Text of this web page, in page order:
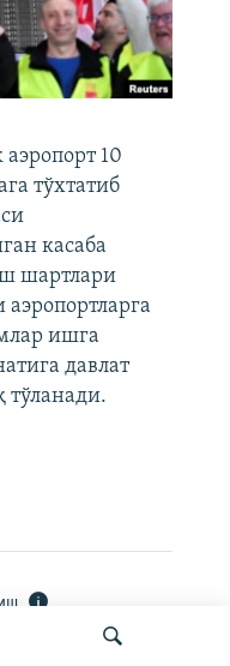
10
тўхтатиб
касаба
шартлари
ишга
давлат
тўланади.